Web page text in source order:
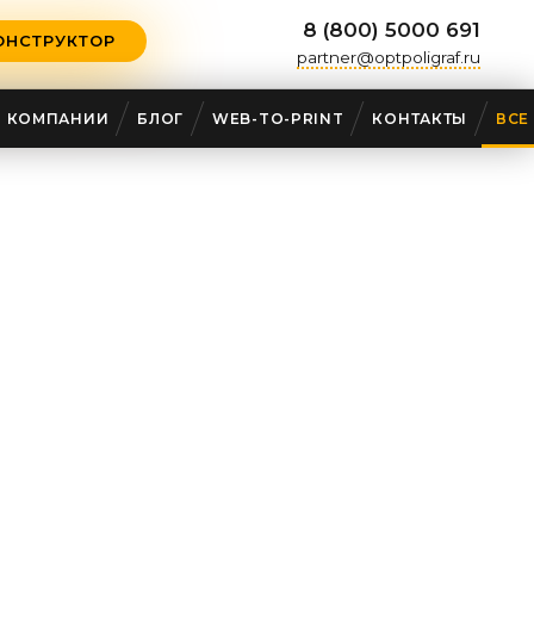
8 (800) 5000 691
partner@optpoligraf.ru
КОМПАНИИ БЛОГ WEB-TO-PRINT КОНТАКТЫ ВСЕ